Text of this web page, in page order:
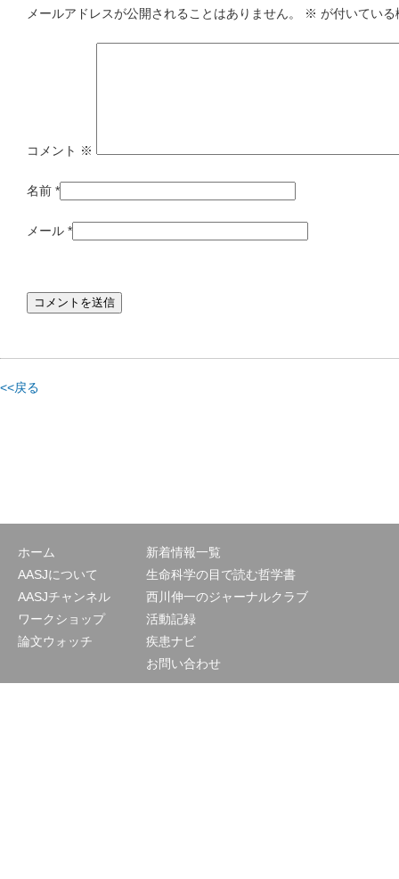
メールアドレスが公開されることはありません。 ※ が付いてい
コメント ※
名前 *
メール *
<<戻る
ホーム
AASJについて
AASJチャンネル
ワークショップ
論文ウォッチ
新着情報一覧
生命科学の目で読む哲学書
西川伸一のジャーナルクラブ
活動記録
疾患ナビ
お問い合わせ